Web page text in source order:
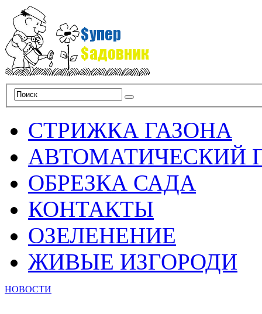
СТРИЖКА ГАЗОНА
АВТОМАТИЧЕСКИЙ
ОБРЕЗКА САДА
КОНТАКТЫ
ОЗЕЛЕНЕНИЕ
ЖИВЫЕ ИЗГОРОДИ
НОВОСТИ